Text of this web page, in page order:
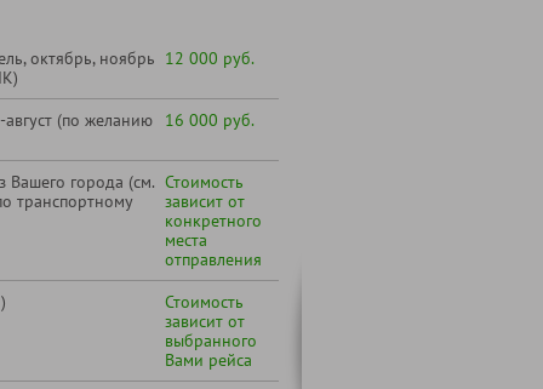
октябрь, ноябрь 12 000 руб.
(по желанию 16 000 руб.
Вашего города (см.
транспортному
Стоимость
зависит от
конкретного
места
отправления
Стоимость
зависит от
выбранного
Вами рейса